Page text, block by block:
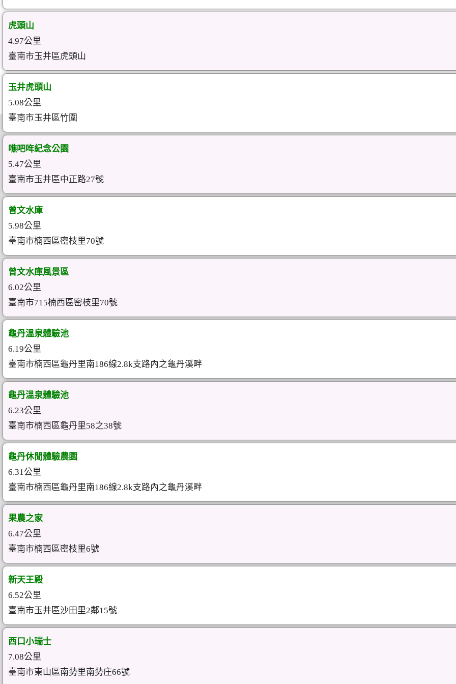
虎頭山
4.97公里
臺南市玉井區虎頭山
玉井虎頭山
5.08公里
臺南市玉井區竹圍
噍吧哖紀念公園
5.47公里
臺南市玉井區中正路27號
曾文水庫
5.98公里
臺南市楠西區密枝里70號
曾文水庫風景區
6.02公里
臺南市715楠西區密枝里70號
龜丹溫泉體驗池
6.19公里
臺南市楠西區龜丹里南186線2.8k支路內之龜丹溪畔
龜丹溫泉體驗池
6.23公里
臺南市楠西區龜丹里58之38號
龜丹休閒體驗農園
6.31公里
臺南市楠西區龜丹里南186線2.8k支路內之龜丹溪畔
果農之家
6.47公里
臺南市楠西區密枝里6號
新天王殿
6.52公里
臺南市玉井區沙田里2鄰15號
西口小瑞士
7.08公里
臺南市東山區南勢里南勢庄66號